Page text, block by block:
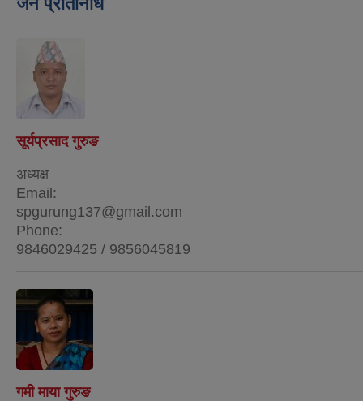
सूर्यप्रसाद गुरुङ
अध्यक्ष
Email:
spgurung137@gmail.com
Phone:
9846029425 / 9856045819
गमी माया गुरुङ